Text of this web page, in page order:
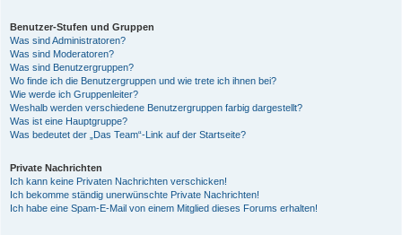
Benutzer-Stufen und Gruppen
Was sind Administratoren?
Was sind Moderatoren?
Was sind Benutzergruppen?
Wo finde ich die Benutzergruppen und wie trete ich ihnen bei?
Wie werde ich Gruppenleiter?
Weshalb werden verschiedene Benutzergruppen farbig dargestellt?
Was ist eine Hauptgruppe?
Was bedeutet der „Das Team“-Link auf der Startseite?
Private Nachrichten
Ich kann keine Privaten Nachrichten verschicken!
Ich bekomme ständig unerwünschte Private Nachrichten!
Ich habe eine Spam-E-Mail von einem Mitglied dieses Forums erhalten!